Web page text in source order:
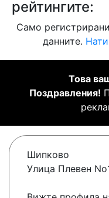
рейтингите:
Само
данните.
Това
Поздравления!
Шипково
Улица Плевен